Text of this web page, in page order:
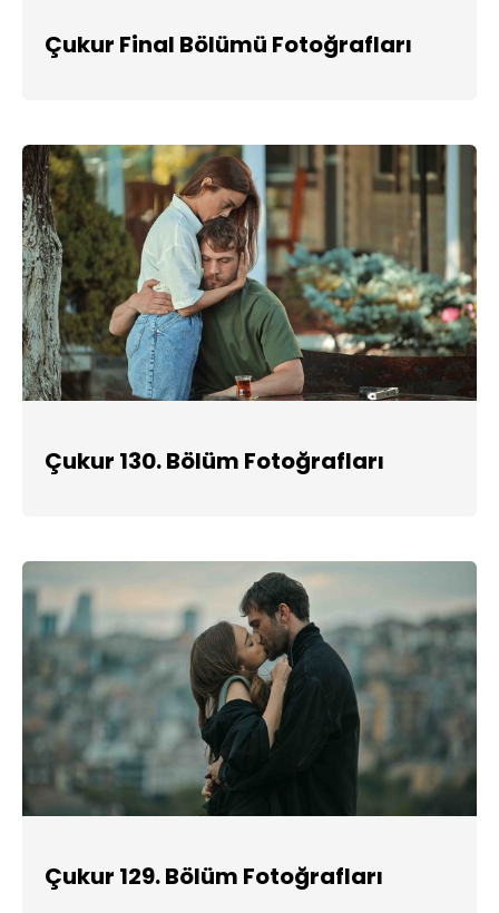
Çukur Final Bölümü Fotoğrafları
Çukur 130. Bölüm Fotoğrafları
Çukur 129. Bölüm Fotoğrafları